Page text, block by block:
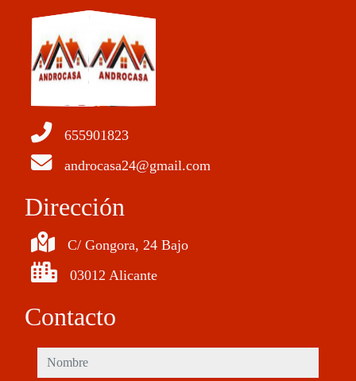
655901823
androcasa24@gmail.com
Dirección
C/ Gongora, 24 Bajo
03012 Alicante
Contacto
nombre